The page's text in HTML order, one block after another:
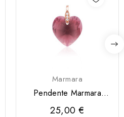
Marmara
Pendente Marmara
Prata 925
25,00 €